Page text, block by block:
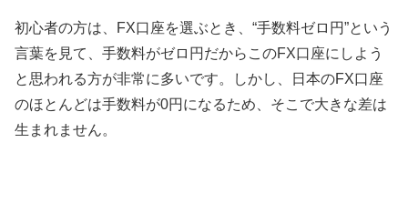
初心者の方は、 FX口座を選ぶとき、“手数料ゼロ円”という
言葉を見て、手数料がゼロ円だからこのFX口座にしよう
と思われる方が非常に多いです。しかし、日本のFX口座
のほとんどは手数料が0円になるため、そこで大きな差は
生まれません。